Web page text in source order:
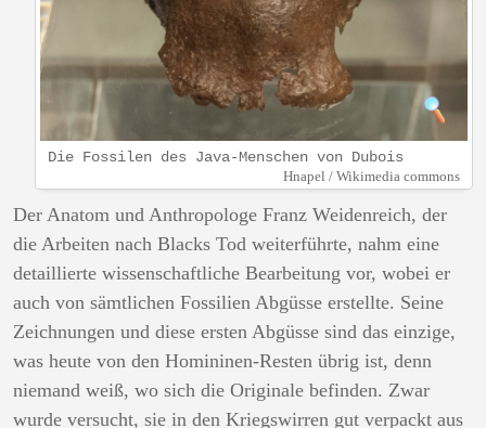
Die Fossilen des Java-Menschen von Dubois
Hnapel / Wikimedia commons
Der Anatom und Anthropologe Franz Weidenreich, der
die Arbeiten nach Blacks Tod weiterführte, nahm eine
detaillierte wissenschaftliche Bearbeitung vor, wobei er
auch von sämtlichen Fossilien Abgüsse erstellte. Seine
Zeichnungen und diese ersten Abgüsse sind das einzige,
was heute von den Homininen-Resten übrig ist, denn
niemand weiß, wo sich die Originale befinden. Zwar
wurde versucht, sie in den Kriegswirren gut verpackt aus